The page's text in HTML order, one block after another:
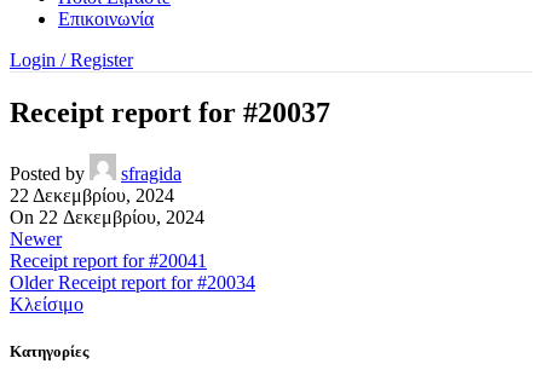
Επικοινωνία
Login / Register
Receipt report for #20037
Posted by
sfragida
22 Δεκεμβρίου, 2024
On 22 Δεκεμβρίου, 2024
Newer
Receipt report for #20041
Older Receipt report for #20034
Κλείσιμο
Kατηγορίες